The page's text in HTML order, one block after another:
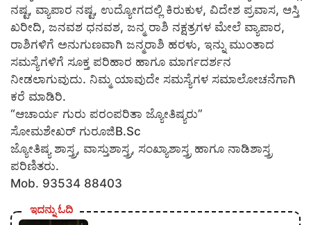
ನಷ್ಟ, ವ್ಯಾಪಾರ ನಷ್ಟ, ಉದ್ಯೋಗದಲ್ಲಿ ಕಿರುಕುಳ, ವಿದೇಶ ಪ್ರವಾಸ, ಆಸ್ತಿ
ಖರೀದಿ, ಜನವಶ ಧನವಶ, ಜನ್ಮ ರಾಶಿ ನಕ್ಷತ್ರಗಳ ಮೇಲೆ ವ್ಯಾಪಾರ,
ರಾಶಿಗಳಿಗೆ ಅನುಗುಣವಾಗಿ ಜನ್ಮರಾಶಿ ಹರಳು, ಇನ್ನು ಮುಂತಾದ
ಸಮಸ್ಯೆಗಳಿಗೆ ಸೂಕ್ತ ಪರಿಹಾರ ಹಾಗೂ ಮಾರ್ಗದರ್ಶನ
ನೀಡಲಾಗುವುದು. ನಿಮ್ಮ ಯಾವುದೇ ಸಮಸ್ಯೆಗಳ ಸಮಾಲೋಚನೆಗಾಗಿ
ಕರೆ ಮಾಡಿರಿ.
“ಆಚಾರ್ಯ ಗುರು ಪರಂಪರಿತಾ ಜ್ಯೋತಿಷ್ಯರು”
ಸೋಮಶೇಖರ್ ಗುರೂಜಿB.Sc
ಜ್ಯೋತಿಷ್ಯ ಶಾಸ್ತ್ರ, ವಾಸ್ತುಶಾಸ್ತ್ರ, ಸಂಖ್ಯಾಶಾಸ್ತ್ರ ಹಾಗೂ ನಾಡಿಶಾಸ್ತ್ರ
ಪರಿಣಿತರು.
Mob. 93534 88403
ಇದನ್ನು ಓದಿ